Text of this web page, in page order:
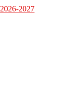
2027